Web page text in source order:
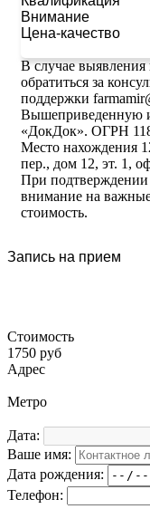
Внимание
Цена-качество
В случае
обратиться за
поддержки
Вышеприведенную
«ДокДок». ОГРН
Место нахождения
пер., дом 12, эт. 1,
При
внимание на
стоимость.
Запись на прием
Стоимость
1750 руб
Адрес
Метро
Дата:
Ваше имя:
Дата рождения:
Телефон: